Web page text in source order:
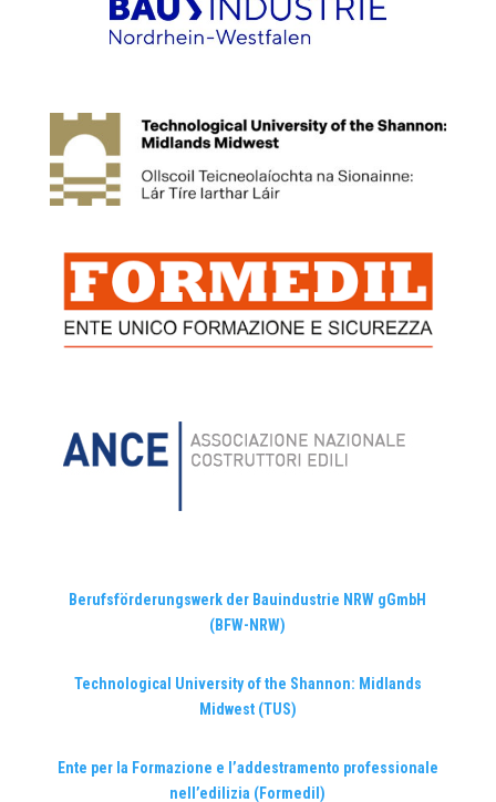
Berufsförderungswerk der Bauindustrie NRW gGmbH
(BFW-NRW)
Technological University of the Shannon: Midlands
Midwest (TUS)
Ente per la Formazione e l’addestramento professionale
nell’edilizia (Formedil)